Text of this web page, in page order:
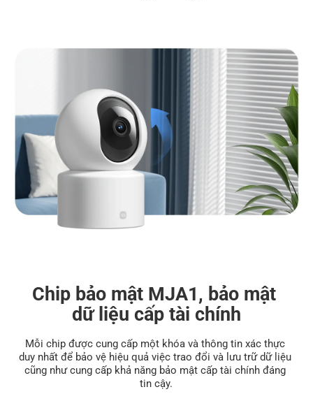
Chip bảo mật MJA1, bảo mật
dữ liệu cấp tài chính
Mỗi chip được cung cấp một khóa và thông tin xác thực
duy nhất để bảo vệ hiệu quả việc trao đổi và lưu trữ dữ liệu
cũng như cung cấp khả năng bảo mật cấp tài chính đáng
tin cậy.